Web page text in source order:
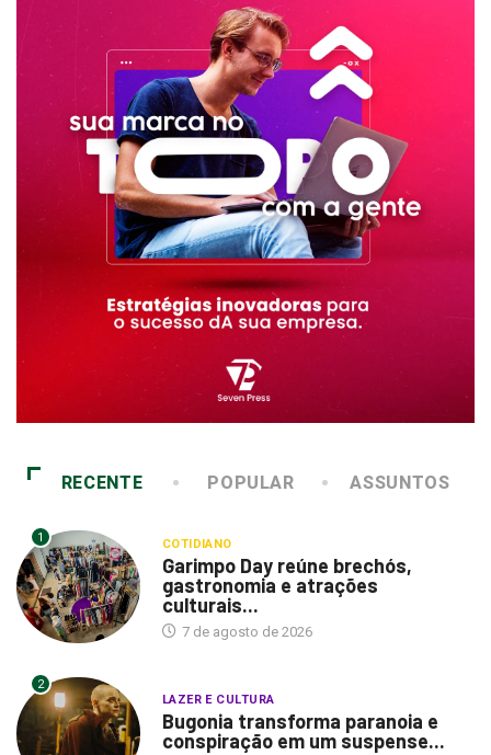
RECENTE POPULAR ASSUNTOS
1 COTIDIANO
Garimpo Day reúne brechós,
gastronomia e atrações
culturais...
7 de agosto de 2026
2
LAZER E CULTURA
Bugonia transforma paranoia e
conspiração em um suspense...